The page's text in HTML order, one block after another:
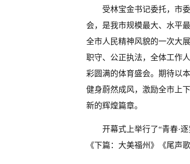
受林宝金书记委托，市
会，是我市规模最大、水平
全市人民精神风貌的一次大
职守、公正执法，全体工作
彩圆满的体育盛会。期待以
健身蔚然成风，激励全市上
新的辉煌篇章。
开幕式上举行了“青春·
《下篇：大美福州》《尾声